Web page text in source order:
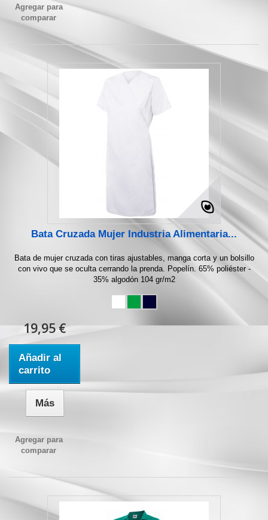
Agregar para
comparar
Bata Cruzada Mujer Industria Alimentaria...
Bata de mujer cruzada con tiras ajustables, manga corta y un bolsillo
con vivo que se oculta cerrando la prenda. Popelín. 65% poliéster -
35% algodón 104 gr/m2
19,95 €
Añadir al
carrito
Más
Agregar para
comparar